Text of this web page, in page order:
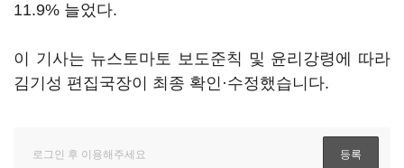
11.9% 늘었다.
이 기사는 뉴스토마토 보도준칙 및 윤리강령에 따라
김기성 편집국장이 최종 확인·수정했습니다.